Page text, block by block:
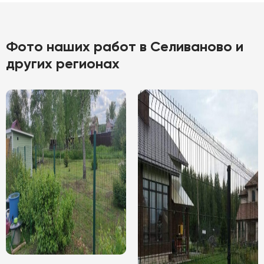
Фото наших работ в Селиваново и
других регионах